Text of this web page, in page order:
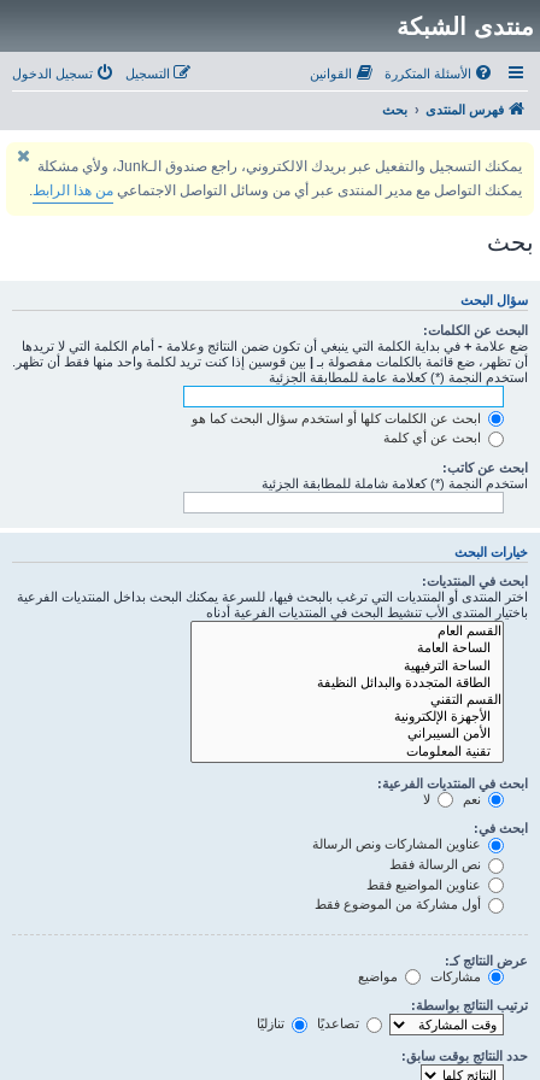
منتدى الشبكة
الأسئلة المتكررة القوانين تسجيل الدخول التسجيل
فهرس المنتدى بحث
يمكنك التسجيل والتفعيل عبر بريدك الالكتروني، راجع صندوق الـJunk، ولأي مشكلة
يمكنك التواصل مع مدير المنتدى عبر أي من وسائل التواصل الاجتماعي من هذا الرابط.
بحث
سؤال البحث
البحث عن الكلمات:
ضع علامة + في بداية الكلمة التي ينبغي أن تكون ضمن النتائج وعلامة - أمام الكلمة التي لا تريدها
أن تظهر، ضع قائمة بالكلمات مفصولة بـ | بين قوسين إذا كنت تريد لكلمة واحد منها فقط أن تظهر.
استخدم النجمة (*) كعلامة عامة للمطابقة الجزئية
ابحث عن الكلمات كلها أو استخدم سؤال البحث كما هو
ابحث عن أي كلمة
ابحث عن كاتب:
استخدم النجمة (*) كعلامة شاملة للمطابقة الجزئية
خيارات البحث
ابحث في المنتديات:
اختر المنتدى أو المنتديات التي ترغب بالبحث فيها، للسرعة يمكنك البحث بداخل المنتديات الفرعية
باختيار المنتدى الأب تنشيط البحث في المنتديات الفرعية أدناه
ابحث في المنتديات الفرعية:
نعم
لا
ابحث في:
عناوين المشاركات ونص الرسالة
نص الرسالة فقط
عناوين المواضيع فقط
أول مشاركة من الموضوع فقط
عرض النتائج كـ:
مشاركات
مواضيع
ترتيب النتائج بواسطة:
تصاعديًا
تنازليًا
حدد النتائج بوقت سابق: